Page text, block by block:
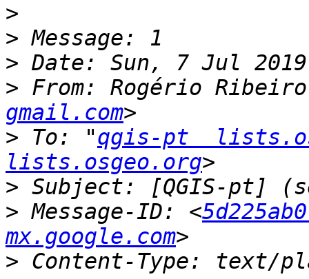
>
>
>
> From: Rogério
gmail.com
> To: "qgis-pt
lists.osgeo.org
>
> Message-ID: <
mx.google.com
>